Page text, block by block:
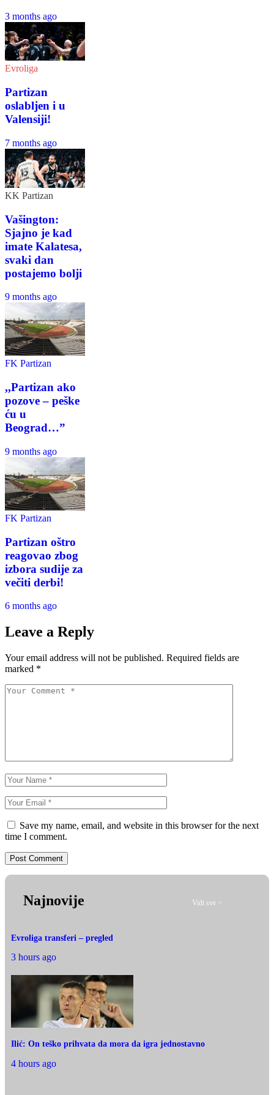
3 months ago
Evroliga
Partizan
oslabljen i u
Valensiji!
7 months ago
KK Partizan
Vašington:
Sjajno je kad
imate Kalatesa,
svaki dan
postajemo bolji
9 months ago
FK Partizan
,,Partizan ako
pozove – peške
ću u
Beograd…”
9 months ago
FK Partizan
Partizan oštro
reagovao zbog
izbora sudije za
večiti derbi!
6 months ago
Leave a Reply
Your email address will not be published. Required fields are
marked *
Save my name, email, and website in this browser for the next
time I comment.
Najnovije Vidi sve >
Evroliga transferi – pregled
3 hours ago
Ilić: On teško prihvata da mora da igra jednostavno
4 hours ago